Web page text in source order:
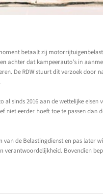
betaalt zij
achter dat kampeerauto’s in
De RDW stuurt dit verzoek
sinds 2016 aan de wettelijke
eerder hoeft toe te passen
de Belastingdienst en pas later
verantwoordelijkheid. Bovendien